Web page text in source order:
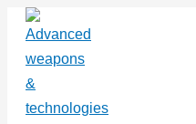
Перейти
содержимому